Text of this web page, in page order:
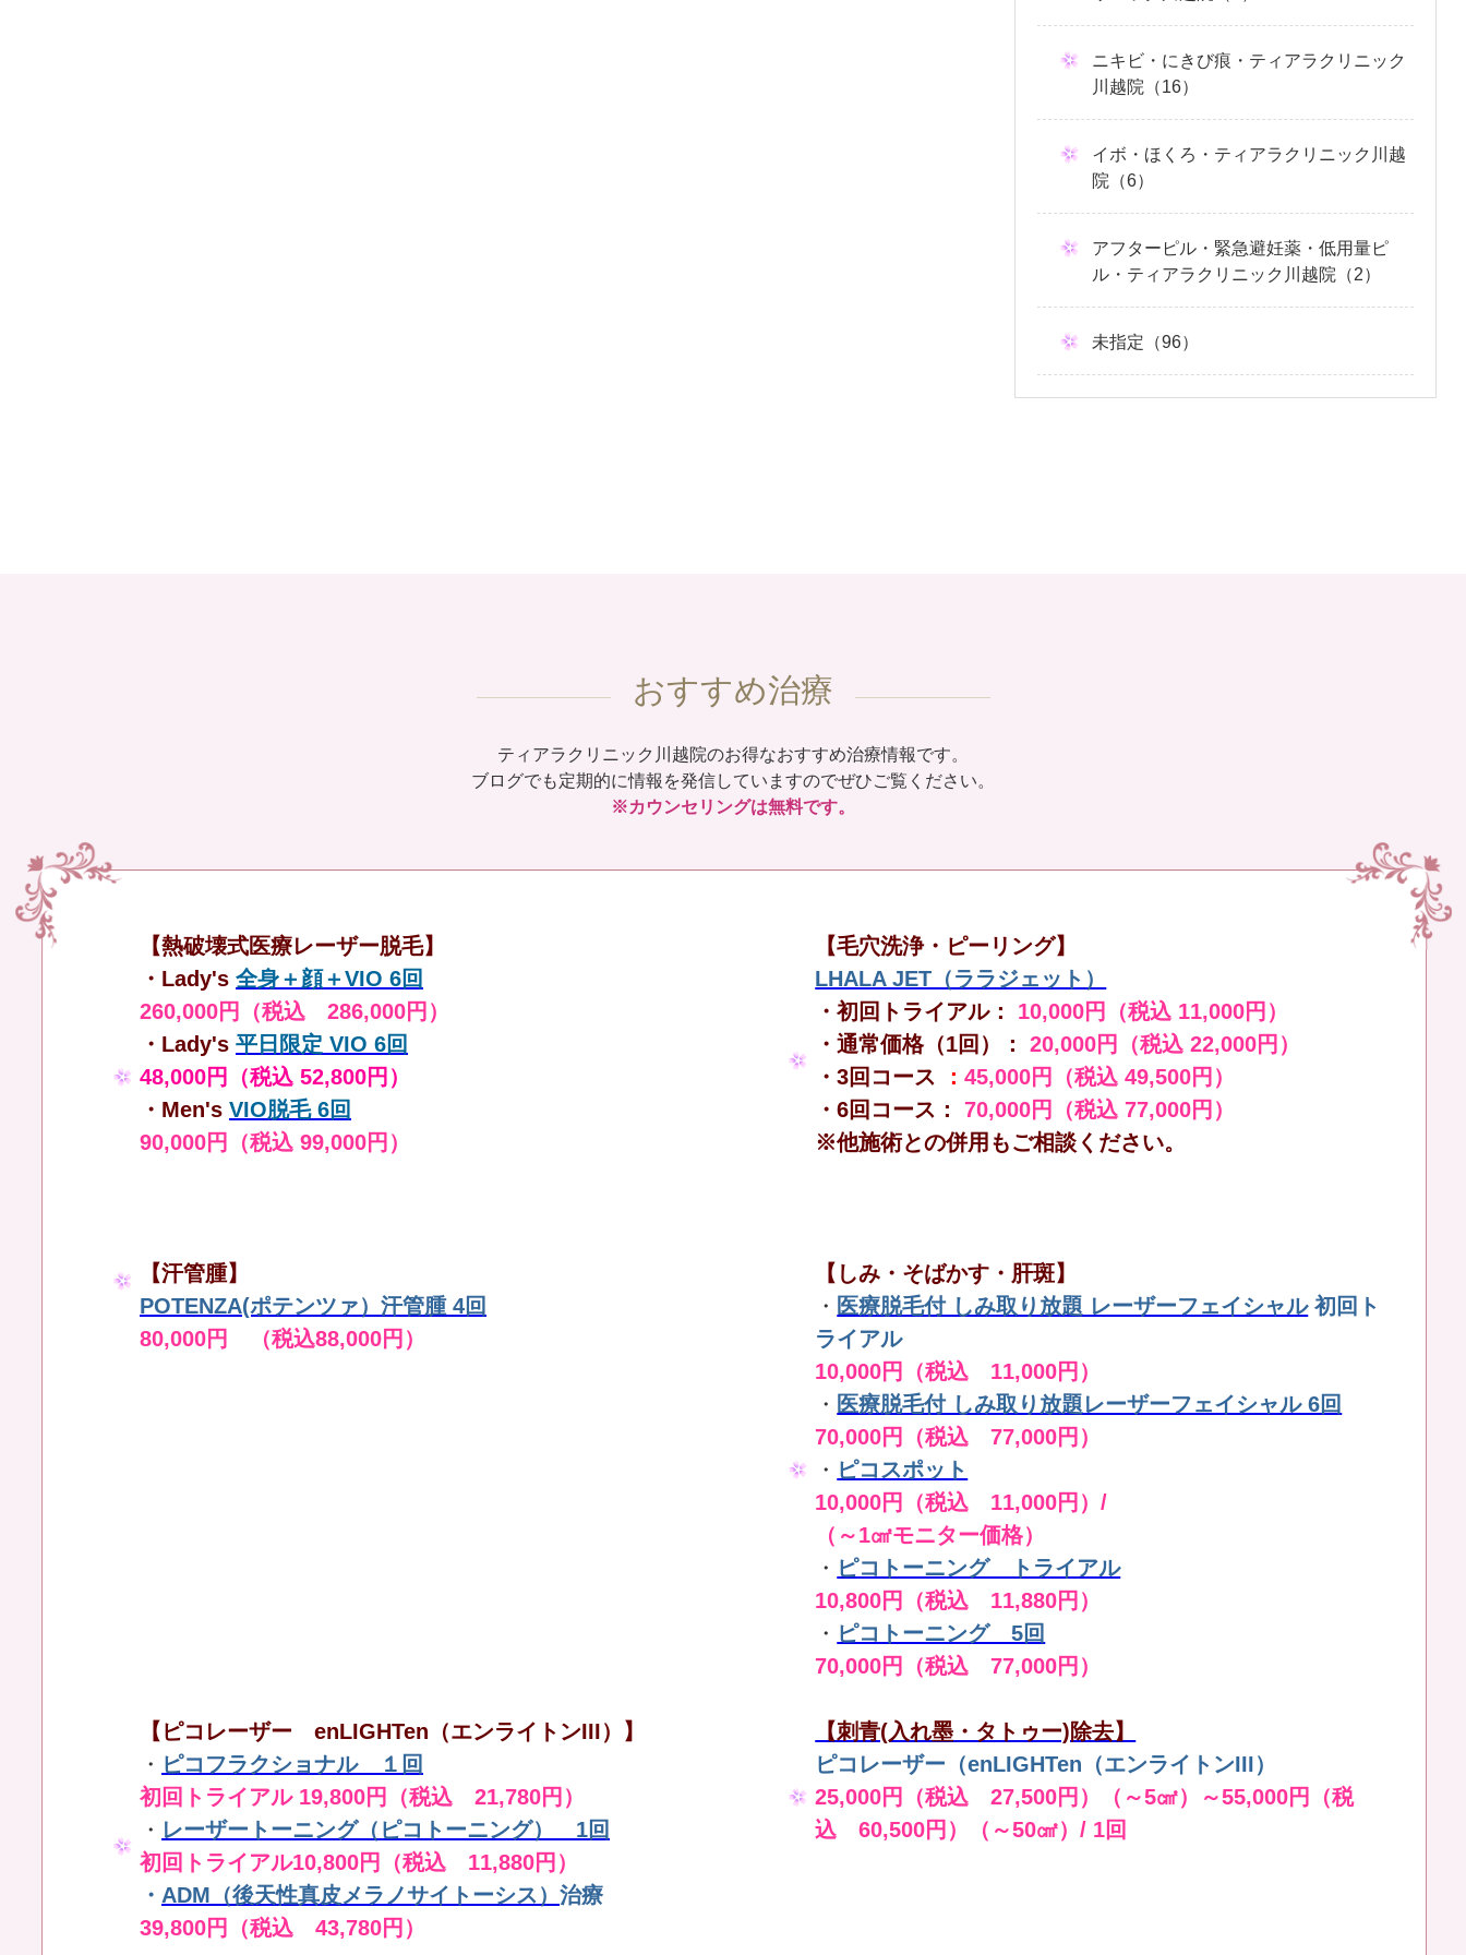
ニキビ・にきび痕・ティアラクリニック
川越院（16）
イボ・ほくろ・ティアラクリニック川越
院（6）
アフターピル・緊急避妊薬・低用量ピ
ル・ティアラクリニック川越院（2）
未指定（96）
おすすめ治療
ティアラクリニック川越院のお得なおすすめ治療情報です。
ブログでも定期的に情報を発信していますのでぜひご覧ください。
※カウンセリングは無料です。
【熱破壊式医療レーザー脱毛】
・Lady's 全身＋顔＋VIO 6回
260,000円（税込 286,000円）
・Lady's 平日限定 VIO 6回
48,000円（税込 52,800円）
・Men's VIO脱毛 6回
90,000円（税込 99,000円）
【毛穴洗浄・ピーリング】
LHALA JET（ララジェット）
・初回トライアル： 10,000円（税込 11,000円）
・通常価格（1回）：
20,000円（税込 22,000円）
・3回コース ：45,000円（税込 49,500円）
・6回コース：
70,000円（税込 77,000円）
※他施術との併用もご相談ください。
【汗管腫】
POTENZA(ポテンツァ）汗管腫 4回
80,000円 （税込88,000円）
【しみ・そばかす・肝斑】
・ 医療脱毛付 しみ取り放題 レーザーフェイシャル 初回ト
ライアル
10,000円（税込 11,000円）
・ 医療脱毛付 しみ取り放題レーザーフェイシャル 6回
70,000円（税込 77,000円）
・ ピコスポット
10,000円（税込 11,000円）/
（～1㎠モニター価格）
・ ピコトーニング トライアル
10,800円（税込 11,880円）
・ ピコトーニング 5回
70,000円（税込 77,000円）
【ピコレーザー enLIGHTen（エンライトンIII）】
・ ピコフラクショナル １回
初回トライアル 19,800円（税込 21,780円）
・ レーザートーニング（ピコトーニング） 1回
初回トライアル10,800円（税込 11,880円）
・ ADM（後天性真皮メラノサイトーシス） 治療
39,800円（税込 43,780円）
【刺青(入れ墨・タトゥー)除去】
ピコレーザー（enLIGHTen（エンライトンIII）
25,000円（税込 27,500円）（～5㎠）～55,000円（税
込 60,500円）（～50㎠）/ 1回